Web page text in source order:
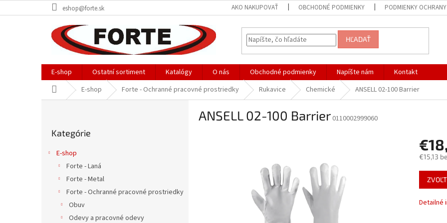
na
eshop@forte.sk AKO NAKUPOVAŤ OBCHODNÉ PODMIENKY PODMIENKY OCHRANY
HĽADAŤ
E-shop Ostatní sortiment Katalógy O nás Obchodné podmienky Napíšte nám
Kontakt
DomovE-shop Forte - Ochranné pracovné prostriedky Rukavice Chemické ANSELL 02-100 Barrier
kategórie
Kategórie
E-shop
Forte - Laná
Forte - Metal
Forte - Ochranné pracovné prostriedky
Obuv
Odevy a pracovné odevy
ANSELL 02-100 Barrier 0110002999060
€15,13
cena:
Detailné